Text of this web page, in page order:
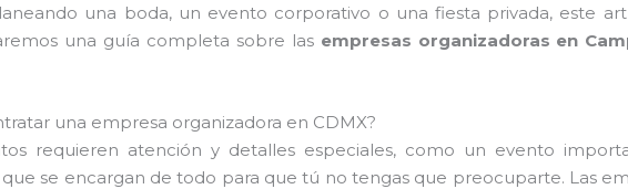
una boda, un evento corporativo o una fiesta privada, este
una guía completa sobre las empresas organizadoras en
una empresa organizadora en CDMX?
requieren atención y detalles especiales, como un evento
que se encargan de todo para que tú no tengas que preocuparte. Las